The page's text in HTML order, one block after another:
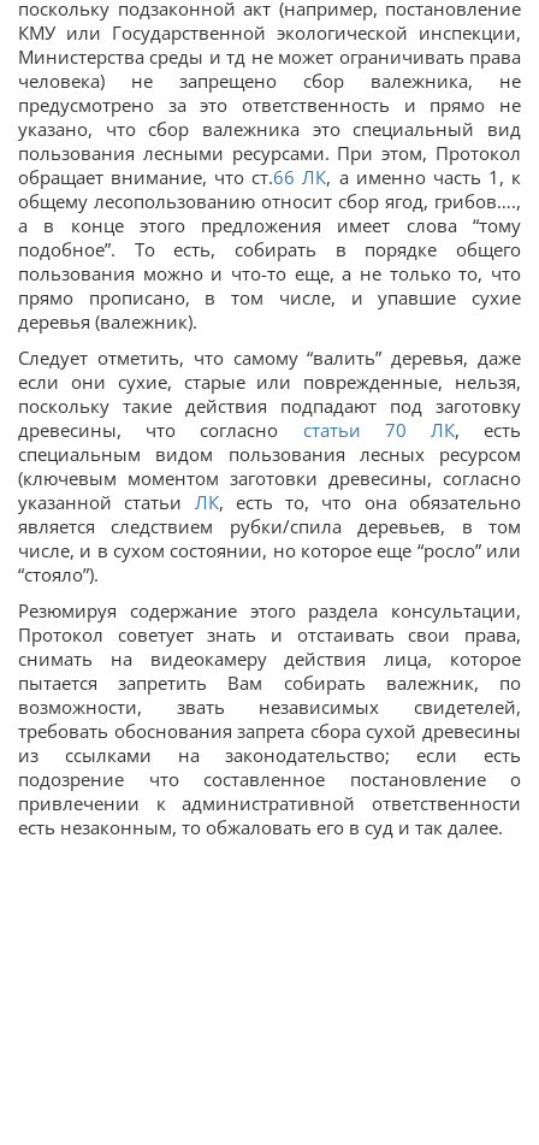
поскольку подзаконной акт (например, постановление
КМУ или Государственной экологической инспекции,
Министерства среды и тд не может ограничивать права
человека) не запрещено сбор валежника, не
предусмотрено за это ответственность и прямо не
указано, что сбор валежника это специальный вид
пользования лесными ресурсами. При этом, Протокол
обращает внимание, что ст.66ЛК, а именно часть 1, к
общему лесопользованию относит сбор ягод, грибов….,
а в конце этого предложения имеет слова “тому
подобное”. То есть, собирать в порядке общего
пользования можно и что-то еще, а не только то, что
прямо прописано, в том числе, и упавшие сухие
деревья (валежник).
Следует отметить, что самому “валить” деревья, даже
если они сухие, старые или поврежденные, нельзя,
поскольку такие действия подпадают под заготовку
древесины, что согласно статьи 70 ЛК, есть
специальным видом пользования лесных ресурсом
(ключевым моментом заготовки древесины, согласно
указанной статьи ЛК, есть то, что она обязательно
является следствием рубки/спила деревьев, в том
числе, и в сухом состоянии, но которое еще “росло” или
“стояло”).
Резюмируя содержание этого раздела консультации,
Протокол советует знать и отстаивать свои права,
снимать на видеокамеру действия лица, которое
пытается запретить Вам собирать валежник, по
возможности, звать независимых свидетелей,
требовать обоснования запрета сбора сухой древесины
из ссылками на законодательство; если есть
подозрение что составленное постановление о
привлечении к административной ответственности
есть незаконным, то обжаловать его в суд и так далее.